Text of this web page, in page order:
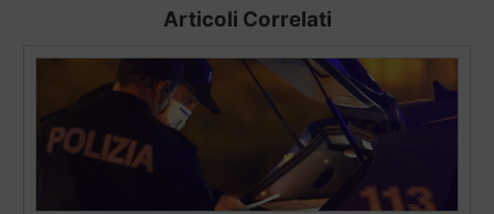
Articoli Correlati